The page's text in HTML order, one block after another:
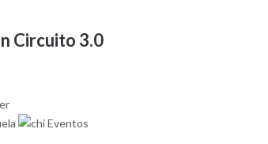
Circuito 3.0